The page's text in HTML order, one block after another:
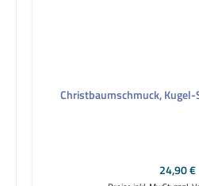
Christbaumschmuck, Kugel-
24,90 €